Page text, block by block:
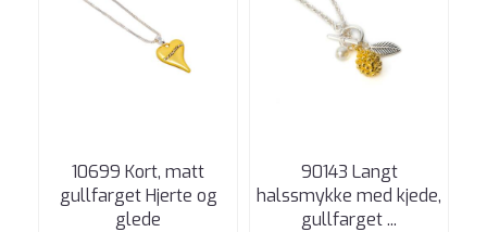
10699 Kort, matt
gullfarget Hjerte og
glede
90143 Langt
halssmykke med kjede,
gullfarget ...